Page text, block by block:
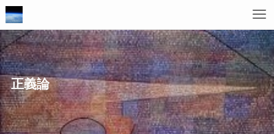
正義論